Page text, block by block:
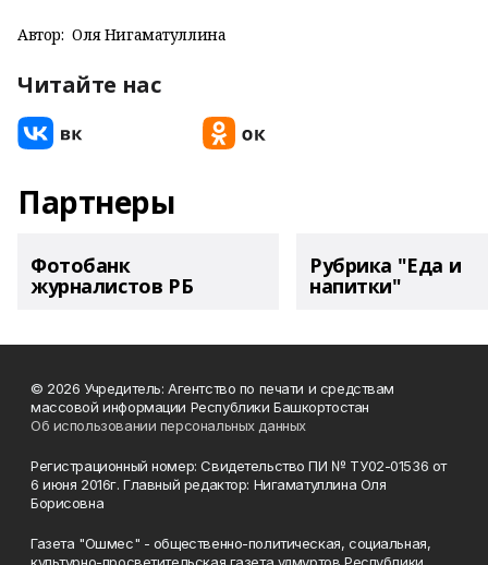
Автор: Оля Нигаматуллина
Читайте нас
Партнеры
Фотобанк
журналистов РБ
Рубрика "Еда и
напитки"
© 2026 Учредитель: Агентство по печати и средствам
массовой информации Республики Башкортостан
Об использовании персональных данных
Регистрационный номер: Свидетельство ПИ № ТУ02-01536 от
6 июня 2016г. Главный редактор: Нигаматуллина Оля
Борисовна
Газета "Ошмес" - общественно-политическая, социальная,